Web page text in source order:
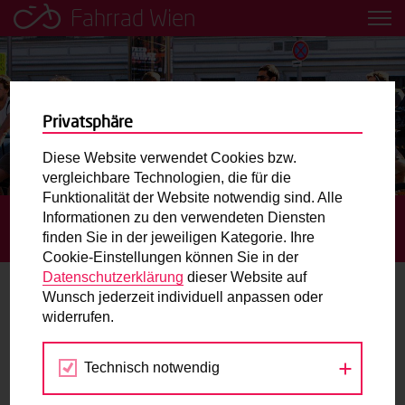
Fahrrad Wien
Leih dir einfach ein Transportfahrrad in deiner Nähe aus!
Mobilitätsbildung für Kinder und
Jugendliche
Radweg-Projektkarte
Routenplaner
Mit dem Fahrrad in Wien unterwegs? Hier finden Sie die
beste Route.
Wunschbox
Sie haben ein Anliegen zum Radverkehr? Schreiben Sie
STARTSEITE TERMINE
ACTION IM LINSEPARK! RAD-
REPARATUR-WORKSHOP
18.
JUL
2023
Privatsphäre
Diese Website verwendet Cookies bzw.
vergleichbare Technologien, die für die
Funktionalität der Website notwendig sind. Alle
Informationen zu den verwendeten Diensten
finden Sie in der jeweiligen Kategorie. Ihre
Cookie-Einstellungen können Sie in der
Datenschutzerklärung dieser Website auf
Wunsch jederzeit individuell anpassen oder
widerrufen.
Technisch notwendig